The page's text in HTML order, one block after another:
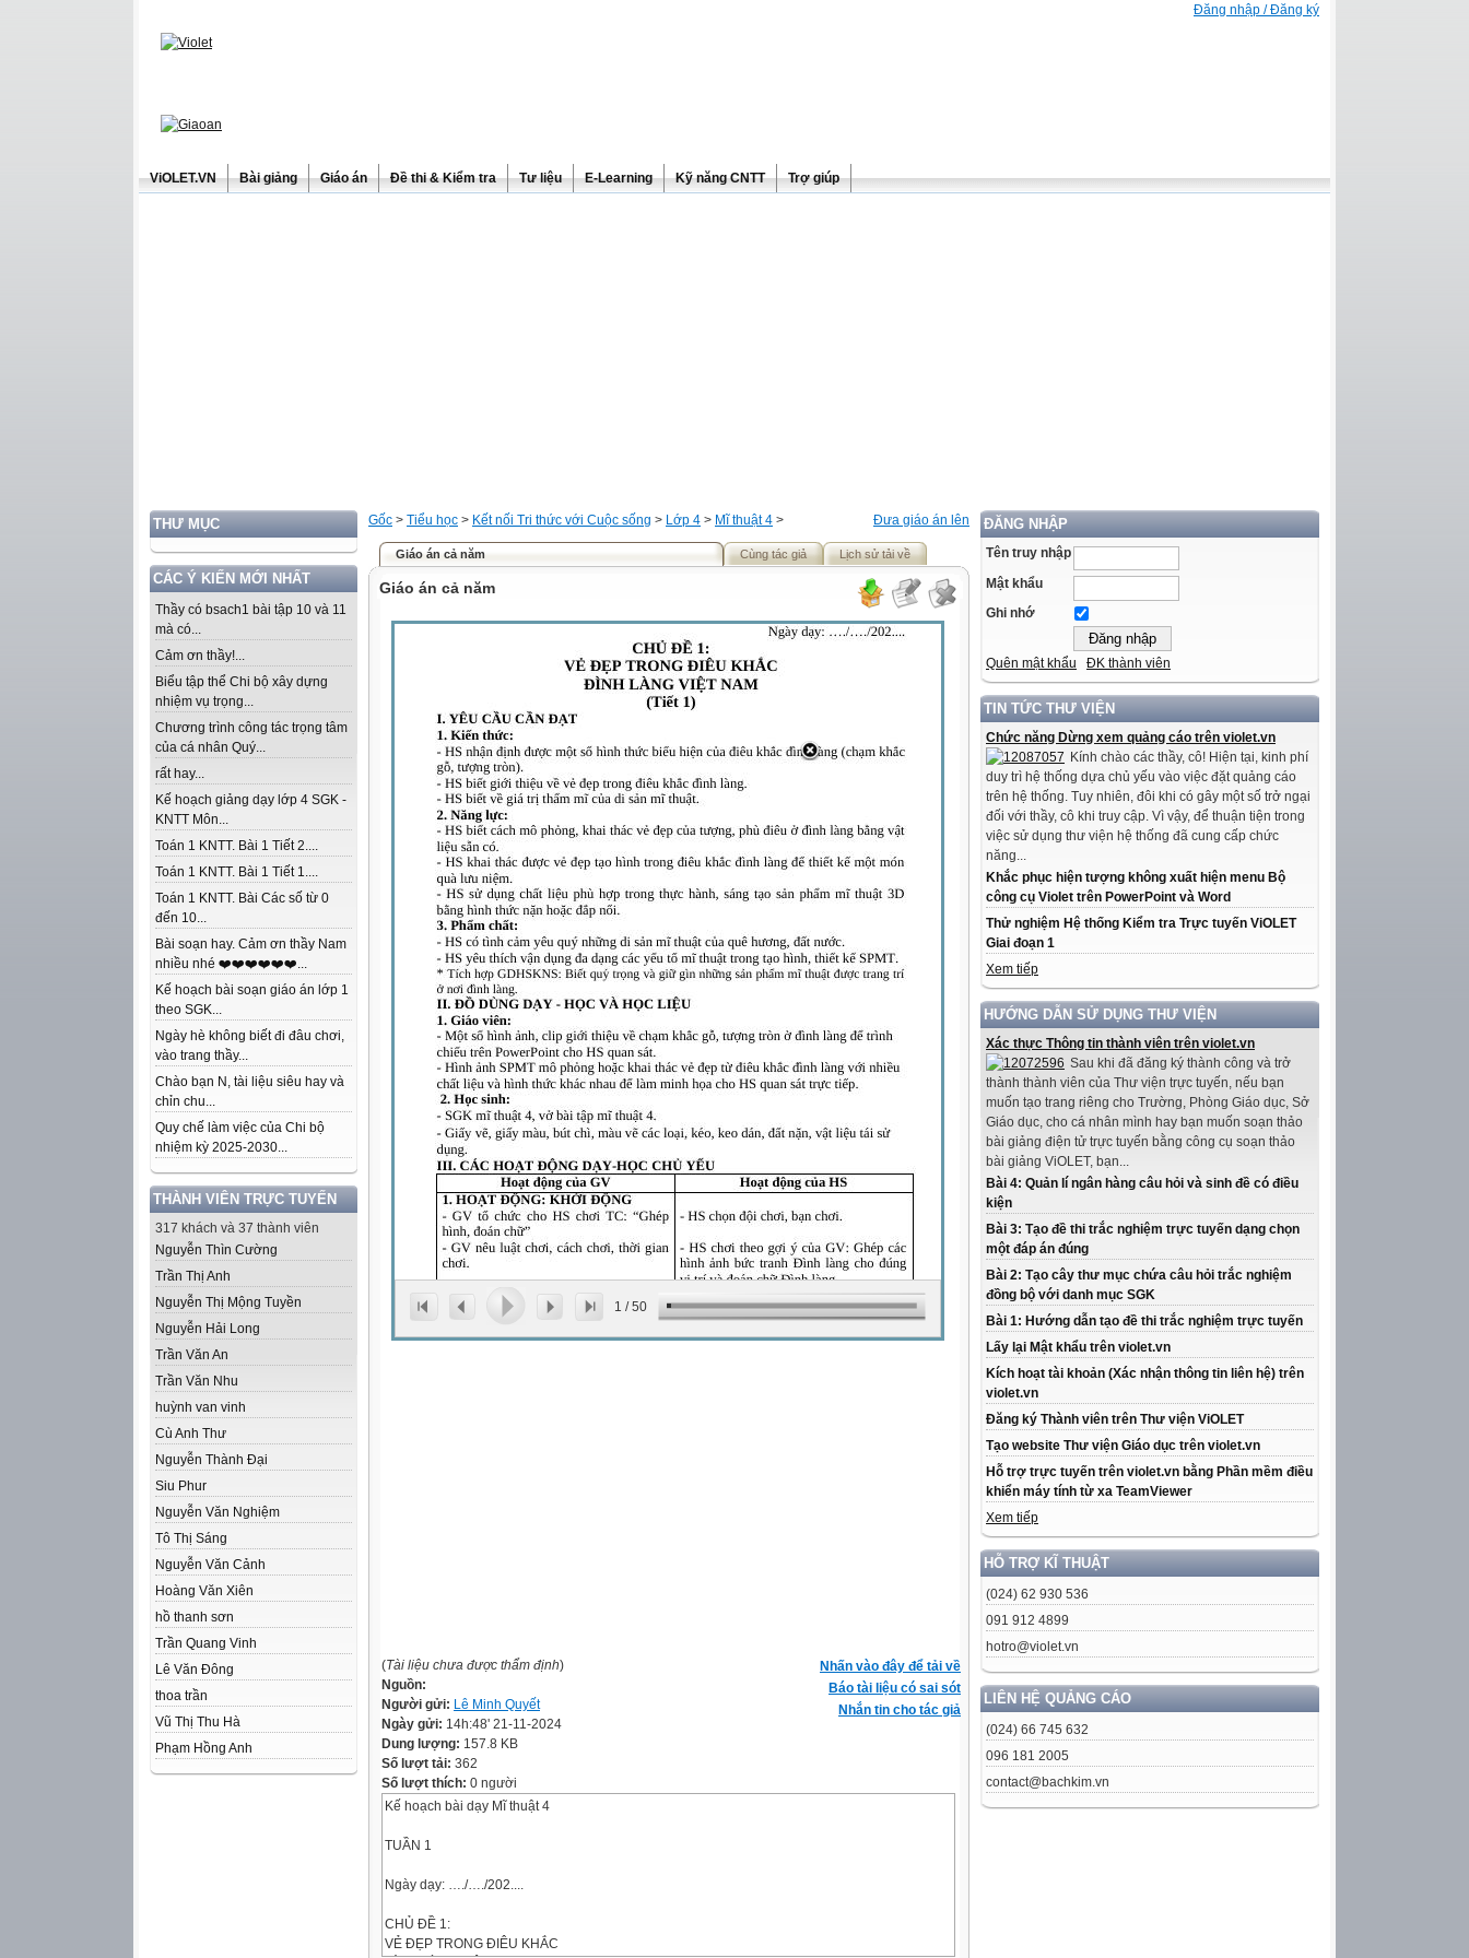
Đăng nhập / Đăng ký
ViOLET.VN Bài giảng Giáo án Đề thi & Kiểm tra Tư liệu E-Learning Kỹ năng CNTT Trợ giúp
THƯ MỤC
CÁC Ý KIẾN MỚI NHẤT
Thầy có bsach1 bài tập 10 và 11
mà có...
Cảm ơn thầy!...
Biểu tập thể Chi bộ xây dựng
nhiệm vụ trọng...
Chương trình công tác trọng tâm
của cá nhân Quý...
rất hay...
Kế hoạch giảng dạy lớp 4 SGK -
KNTT Môn...
Toán 1 KNTT. Bài 1 Tiết 2....
Toán 1 KNTT. Bài 1 Tiết 1....
Toán 1 KNTT. Bài Các số từ 0
đến 10...
Bài soạn hay. Cảm ơn thầy Nam
nhiều nhé ❤️❤️❤️❤️❤️❤️...
Kế hoạch bài soạn giáo án lớp 1
theo SGK...
Ngày hè không biết đi đâu chơi,
vào trang thầy...
Chào bạn N, tài liệu siêu hay và
chỉn chu...
Quy chế làm việc của Chi bộ
nhiệm kỳ 2025-2030...
THÀNH VIÊN TRỰC TUYẾN
317 khách và 37 thành viên
Nguyễn Thìn Cường
Trần Thị Anh
Nguyễn Thị Mộng Tuyền
Nguyễn Hải Long
Trần Văn An
Trần Văn Nhu
huỳnh van vinh
Cù Anh Thư
Nguyễn Thành Đại
Siu Phur
Nguyễn Văn Nghiệm
Tô Thị Sáng
Nguyễn Văn Cảnh
Hoàng Văn Xiên
hồ thanh sơn
Trần Quang Vinh
Lê Văn Đông
thoa trần
Vũ Thị Thu Hà
Phạm Hồng Anh
ĐĂNG NHẬP
Tên truy nhập
Mật khẩu
Ghi nhớ
Quên mật khẩu ĐK thành viên
TIN TỨC THƯ VIỆN
Chức năng Dừng xem quảng cáo trên violet.vn
Kính chào các thầy, cô! Hiện tại, kinh phí
duy trì hệ thống dựa chủ yếu vào việc đặt quảng cáo
trên hệ thống. Tuy nhiên, đôi khi có gây một số trở ngại
đối với thầy, cô khi truy cập. Vì vậy, để thuận tiện trong
việc sử dụng thư viện hệ thống đã cung cấp chức
năng...
Khắc phục hiện tượng không xuất hiện menu Bộ
công cụ Violet trên PowerPoint và Word
Thử nghiệm Hệ thống Kiểm tra Trực tuyến ViOLET
Giai đoạn 1
Xem tiếp
HƯỚNG DẪN SỬ DỤNG THƯ VIỆN
Xác thực Thông tin thành viên trên violet.vn
Sau khi đã đăng ký thành công và trở
thành thành viên của Thư viện trực tuyến, nếu bạn
muốn tạo trang riêng cho Trường, Phòng Giáo dục, Sở
Giáo dục, cho cá nhân mình hay bạn muốn soạn thảo
bài giảng điện tử trực tuyến bằng công cụ soạn thảo
bài giảng ViOLET, bạn...
Bài 4: Quản lí ngân hàng câu hỏi và sinh đề có điều
kiện
Bài 3: Tạo đề thi trắc nghiệm trực tuyến dạng chọn
một đáp án đúng
Bài 2: Tạo cây thư mục chứa câu hỏi trắc nghiệm
đồng bộ với danh mục SGK
Bài 1: Hướng dẫn tạo đề thi trắc nghiệm trực tuyến
Lấy lại Mật khẩu trên violet.vn
Kích hoạt tài khoản (Xác nhận thông tin liên hệ) trên
violet.vn
Đăng ký Thành viên trên Thư viện ViOLET
Tạo website Thư viện Giáo dục trên violet.vn
Hỗ trợ trực tuyến trên violet.vn bằng Phần mềm điều
khiển máy tính từ xa TeamViewer
Xem tiếp
HỖ TRỢ KĨ THUẬT
(024) 62 930 536
091 912 4899
hotro@violet.vn
LIÊN HỆ QUẢNG CÁO
(024) 66 745 632
096 181 2005
contact@bachkim.vn
Đưa giáo án lên
Gốc > Tiểu học > Kết nối Tri thức với Cuộc sống > Lớp 4 > Mĩ thuật 4 >
Giáo án cả năm Cùng tác giả Lịch sử tải về
Giáo án cả năm
1 /50
Nhấn vào đây để tải về
Báo tài liệu có sai sót
Nhắn tin cho tác giả
(Tài liệu chưa được thẩm định)
Nguồn:
Người gửi: Lê Minh Quyết
Ngày gửi: 14h:48' 21-11-2024
Dung lượng: 157.8 KB
Số lượt tải: 362
Số lượt thích: 0 người
Kế hoạch bài dạy Mĩ thuật 4
TUẦN 1
Ngày dạy: …./…./202....
CHỦ ĐỀ 1:
VẺ ĐẸP TRONG ĐIÊU KHẮC